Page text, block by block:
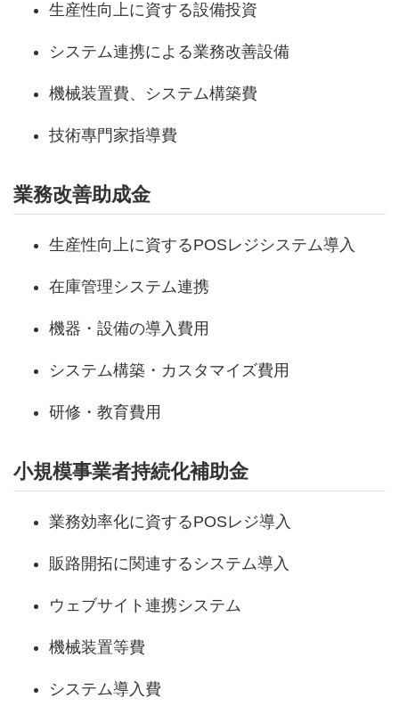
生産性向上に資する設備投資
システム連携による業務改善設備
機械装置費、システム構築費
技術專門家指導費
業務改善助成金
生産性向上に資するPOSレジシステム導入
在庫管理システム連携
機器・設備の導入費用
システム構築・カスタマイズ費用
研修・教育費用
小規模事業者持続化補助金
業務効率化に資するPOSレジ導入
販路開拓に関連するシステム導入
ウェブサイト連携システム
機械装置等費
システム導入費